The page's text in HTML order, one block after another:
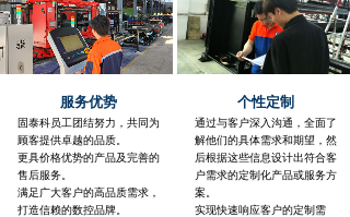
超市货架、照明设备、汽车烤漆房、农业机
械、畜牧养殖设备等约160种行业。
服务优势
固泰科员工团结努力，共同为
顾客提供卓越的品质。
更具价格优势的产品及完善的
售后服务。
满足广大客户的高品质需求，
打造信赖的数控品牌
个性定制
通过与客户深入沟通，全面了
解他们的具体需求和期望，然
后根据这些信息设计出符合客
户需求的定制化产品或服务方
案。
实现快速响应客户的定制需